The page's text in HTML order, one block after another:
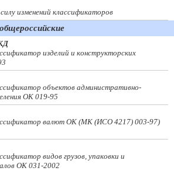
изменений классификаторов
изделий и конструкторских
объектов административно-
ОК 019-95
валют ОК (МК (ИСО 4217) 003-97)
видов грузов, упаковки и
ОК 031-2002